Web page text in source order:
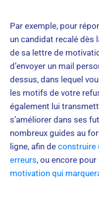
Par exemple, pour
un candidat recalé dès
de sa lettre de
d’envoyer un mail
dessus, dans lequel
les motifs de votre
également lui
s’améliorer dans ses
nombreux guides au
ligne, afin de construire
erreurs, ou encore pour
motivation qui